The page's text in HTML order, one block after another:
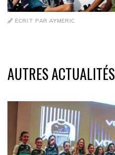
ÉCRIT PAR AYMERIC
AUTRES ACTUALITÉS